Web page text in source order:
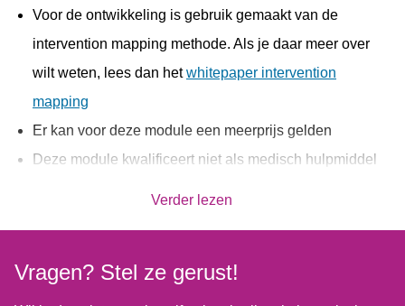
De tevredenheidslijst blijft automatisch elke week
terugkomen zodat alle leefgebieden blijvend gemonitord
worden. Elke week kan de cliënt kiezen door te gaan met
een huidig doel of een nieuw leefgebied kiezen om aan te
werken.
procedure 3)
Stap voor stap naar je oplossing (CRA-procedure 4)
Voor de ontwikkeling is gebruik gemaakt van de
intervention mapping methode. Als je daar meer over
wilt weten, lees dan hetwhitepaper intervention
mapping
Er kan voor deze module een meerprijs gelden
Deze module kwalificeert niet als medisch hulpmiddel
Verder lezen
Vragen? Stel ze gerust!